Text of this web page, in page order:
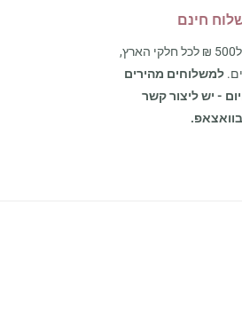
חינם
בהזמנות מעל ל500 ₪ לכל חלקי הארץ,
למשלוחים מהירים
- יש ליצור קשר
בוואצאפ.